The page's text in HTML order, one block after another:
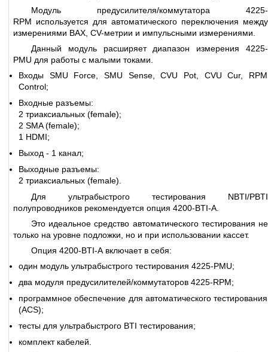
Модуль предусилителя/коммутатора 4225-
RPM используется для автоматического переключения между
измерениями ВАХ, CV-метрии и импульсными измерениями.
Данный модуль расширяет диапазон измерения 4225-
PMU для работы с малыми токами.
Входы SMU Force, SMU Sense, CVU Pot, CVU Cur, RPM
Control;
Входные разъемы:
2 триаксиальных (female);
2 SMA (female);
1 HDMI;
Выход - 1 канал;
Выходные разъемы:
2 триаксиальных (female).
Для ультрабыстрого тестирования NBTI/PBTI
полупроводников рекомендуется опция 4200-BTI-A.
Это идеальное средство автоматического тестирования не
только на уровне подложки, но и при использовании кассет.
Опция 4200-BTI-A включает в себя:
один модуль ультрабыстрого тестирования 4225-PMU;
два модуля предусилителей/коммутаторов 4225-RPM;
программное обеспечение для автоматического тестирования
(ACS);
тесты для ультрабыстрого BTI тестирования;
комплект кабелей.